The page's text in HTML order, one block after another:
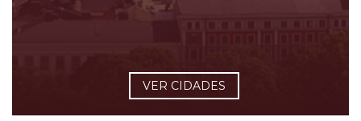
VER CIDADES